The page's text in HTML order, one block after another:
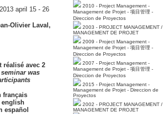
april 15 - 26
Olivier Laval ,
réalisé avec 2
was
français
english
español
2010 - Project Management -
Management de Projet - 项目管理 -
Direccion de Proyectos
2003 - PROJECT MANAGEMENT /
MANAGEMENT DE PROJET
2009 - Project Management -
Management de Projet - 项目管理 -
Direccion de Proyectos
2007 - Project Management -
Management de Projet - 项目管理 -
Direccion de Proyectos
2015 - Project Management -
Management de Projet - Direccion de
Proyectos
2002 - PROJECT MANAGEMENT /
MANAGEMENT DE PROJET